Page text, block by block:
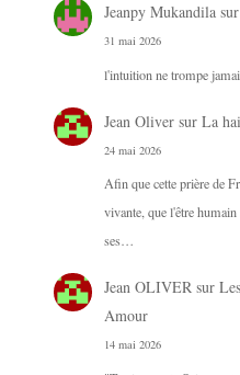
Jeanpy Mukandilasur
31 mai 2026
l'intuition ne trompe
Jean Oliversur La
24 mai 2026
Afin que cette prière de
vivante, que l'être
ses…
Jean OLIVERsur
Amour
14 mai 2026